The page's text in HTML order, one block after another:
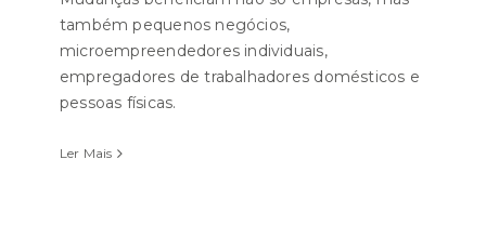
também pequenos negócios,
microempreendedores individuais,
empregadores de trabalhadores domésticos e
pessoas físicas.
Ler Mais